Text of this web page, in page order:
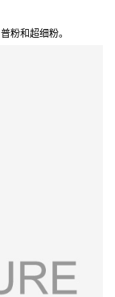
粉和超细粉。